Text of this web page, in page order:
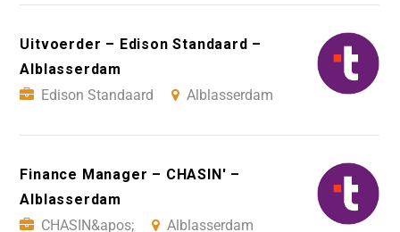
Uitvoerder – Edison Standaard –
Alblasserdam
Edison Standaard
Alblasserdam
Finance Manager – CHASIN' –
Alblasserdam
CHASIN&apos;
Alblasserdam